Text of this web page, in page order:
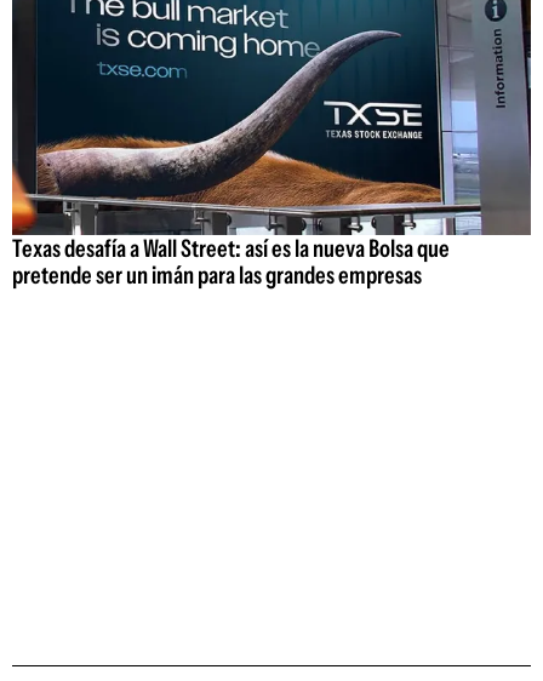
Texas desafía a Wall Street: así es la nueva Bolsa que
pretende ser un imán para las grandes empresas